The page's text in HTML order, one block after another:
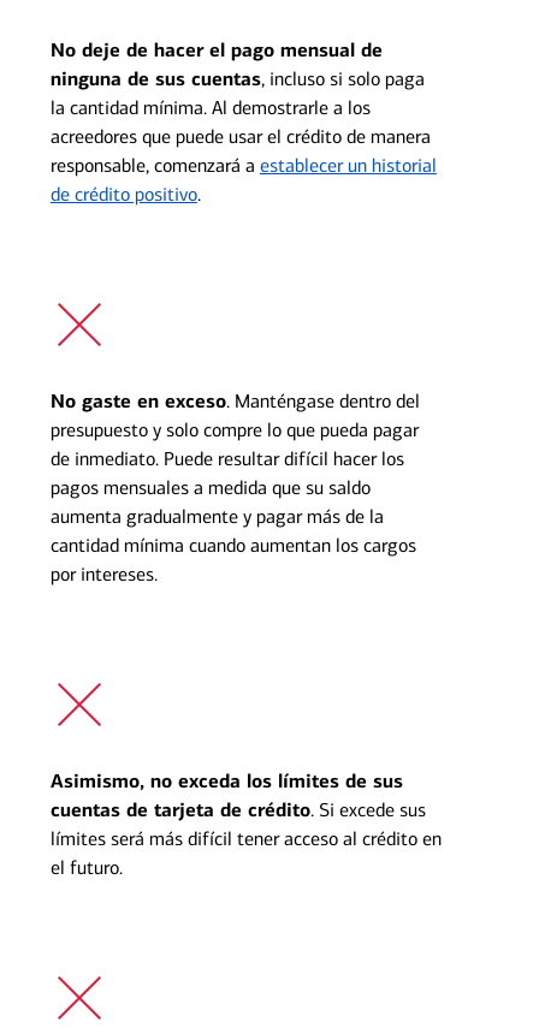
No deje de hacer el pago mensual de
ninguna de sus cuentas, incluso si solo paga
la cantidad mínima. Al demostrarle a los
acreedores que puede usar el crédito de manera
responsable, comenzará a establecer un historial
de crédito positivo.
No gaste en exceso. Manténgase dentro del
presupuesto y solo compre lo que pueda pagar
de inmediato. Puede resultar difícil hacer los
pagos mensuales a medida que su saldo
aumenta gradualmente y pagar más de la
cantidad mínima cuando aumentan los cargos
por intereses.
Asimismo, no exceda los límites de sus
cuentas de tarjeta de crédito. Si excede sus
límites será más difícil tener acceso al crédito en
el futuro.